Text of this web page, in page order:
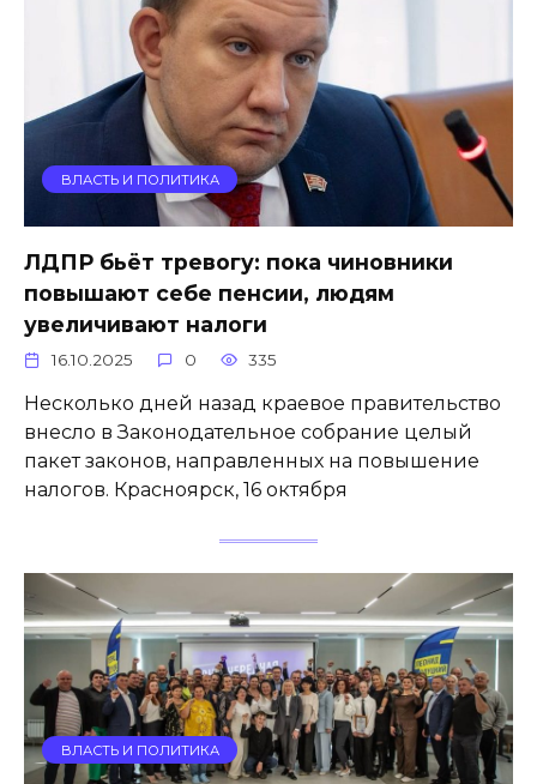
ВЛАСТЬ И ПОЛИТИКА
ЛДПР бьёт тревогу: пока чиновники
повышают себе пенсии, людям
увеличивают налоги
16.10.2025 0 335
Несколько дней назад краевое правительство
внесло в Законодательное собрание целый
пакет законов, направленных на повышение
налогов. Красноярск, 16 октября
ВЛАСТЬ И ПОЛИТИКА